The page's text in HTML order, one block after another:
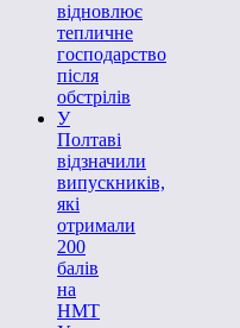
відновлює
тепличне
господарство
після
обстрілів
У
Полтаві
відзначили
випускників,
які
отримали
200
балів
на
НМТ